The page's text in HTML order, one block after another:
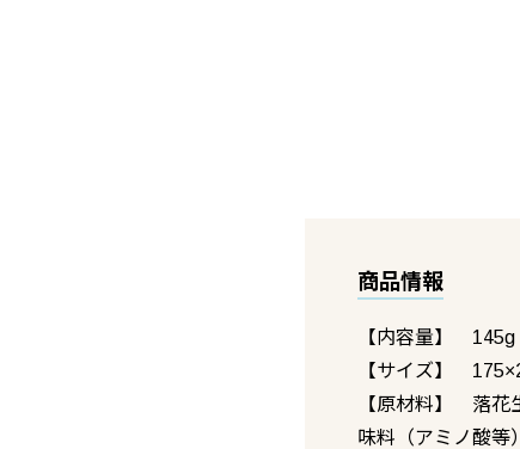
商品情報
【内容量】 145g
【サイズ】
【原材料】 落花
味料（アミノ酸等）